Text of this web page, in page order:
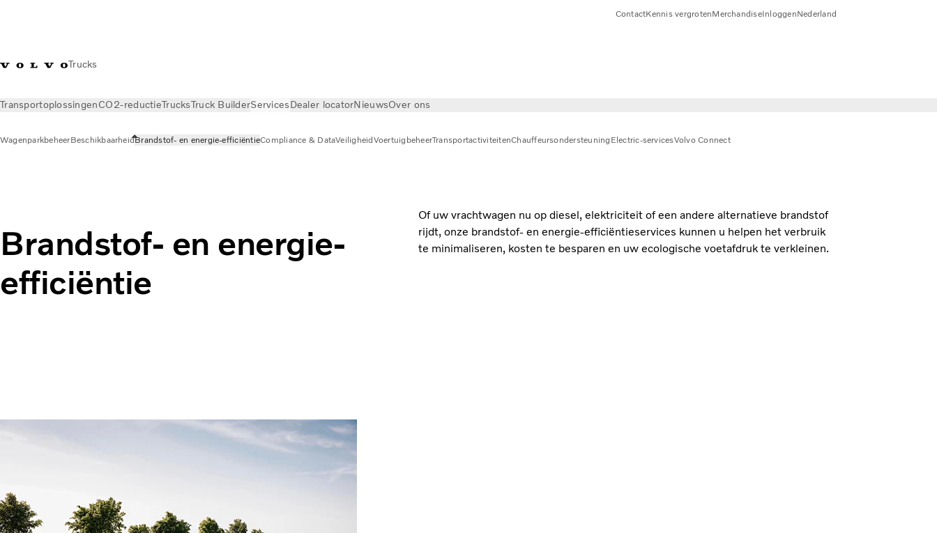
Trucks
ContactKennis vergrotenMerchandiseInloggenNederland
TransportoplossingenCO2-reductieTrucksTruck BuilderServicesDealer locatorNieuwsOver ons
WagenparkbeheerBeschikbaarheidBrandstof- en energie-efficiëntieCompliance & DataVeiligheid VoertuigbeheerTransportactiviteitenChauffeursondersteuning Electric-servicesVolvo Connect
Brandstof- en energie-
efficiëntie
Of uw vrachtwagen nu op diesel, elektriciteit of een andere alternatieve brandstof
rijdt, onze brandstof- en energie-efficiëntieservices kunnen u helpen het verbruik
te minimaliseren, kosten te besparen en uw ecologische voetafdruk te verkleinen.